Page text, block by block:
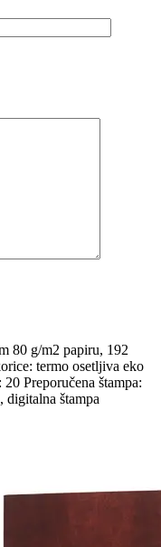
80 g/m2 papiru, 192
termo osetljiva eko
Preporučena štampa:
digitalna štampa